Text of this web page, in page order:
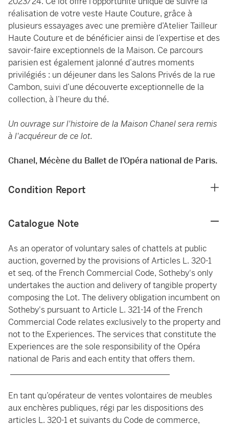
réalisation de votre veste Haute Couture, grâce à
plusieurs essayages avec une première d’Atelier Tailleur
Haute Couture et de bénéficier ainsi de l’expertise et des
savoir-faire exceptionnels de la Maison. Ce parcours
parisien est également jalonné d’autres moments
privilégiés : un déjeuner dans les Salons Privés de la rue
Cambon, suivi d’une découverte exceptionnelle de la
collection, à l’heure du thé.
Un ouvrage sur l'histoire de la Maison Chanel sera remis
à l'acquéreur de ce lot.
Chanel, Mécène du Ballet de l’Opéra national de Paris.
Condition Report
Catalogue Note
As an operator of voluntary sales of chattels at public
auction, governed by the provisions of Articles L. 320-1
et seq. of the French Commercial Code, Sotheby's only
undertakes the auction and delivery of tangible property
composing the Lot. The delivery obligation incumbent on
Sotheby's pursuant to Article L. 321-14 of the French
Commercial Code relates exclusively to the property and
not to the Experiences. The services that constitute the
Experiences are the sole responsibility of the Opéra
national de Paris and each entity that offers them.
En tant qu’opérateur de ventes volontaires de meubles
aux enchères publiques, régi par les dispositions des
articles L. 320-1 et suivants du Code de commerce,